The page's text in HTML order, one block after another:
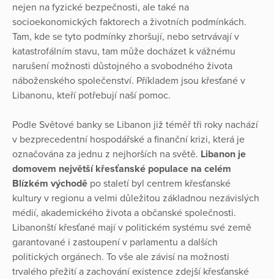
nejen na fyzické bezpečnosti, ale také na
socioekonomických faktorech a životních podmínkách.
Tam, kde se tyto podmínky zhoršují, nebo setrvávají v
katastrofálním stavu, tam může docházet k vážnému
narušení možnosti důstojného a svobodného života
náboženského společenství. Příkladem jsou křesťané v
Libanonu, kteří potřebují naší pomoc.
Podle Světové banky se Libanon již téměř tři roky nachází
v bezprecedentní hospodářské a finanční krizi, která je
označována za jednu z nejhorších na světě. Libanon je
domovem největší křesťanské populace na celém
Blízkém východě po staletí byl centrem křesťanské
kultury v regionu a velmi důležitou základnou nezávislých
médií, akademického života a občanské společnosti.
Libanonští křesťané mají v politickém systému své země
garantované i zastoupení v parlamentu a dalších
politických orgánech. To vše ale závisí na možnosti
trvalého přežití a zachování existence zdejší křesťanské